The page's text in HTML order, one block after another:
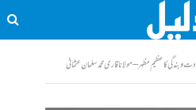
بندگی کا عظیم مظہر – مولانا قاری محمد سلمان عثمانی